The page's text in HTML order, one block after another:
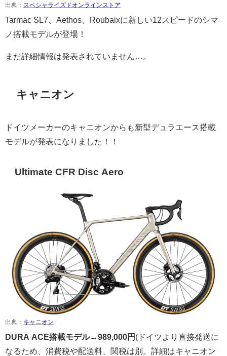
出典： スペシャライズドオンラインストア
Tarmac SL7、Aethos、Roubaixに新しい12スピードのシマ
ノ搭載モデルが登場！
まだ詳細情報は発表されていません…。
キャニオン
ドイツメーカーのキャニオンからも新型デュラエース搭載
モデルが発表になりました！！
Ultimate CFR Disc Aero
出典： キャニオン
DURA ACE搭載モデル→989,000円 (ドイツより直接発送に
なるため、消費税や配送料、関税は別。詳細はキャニオン